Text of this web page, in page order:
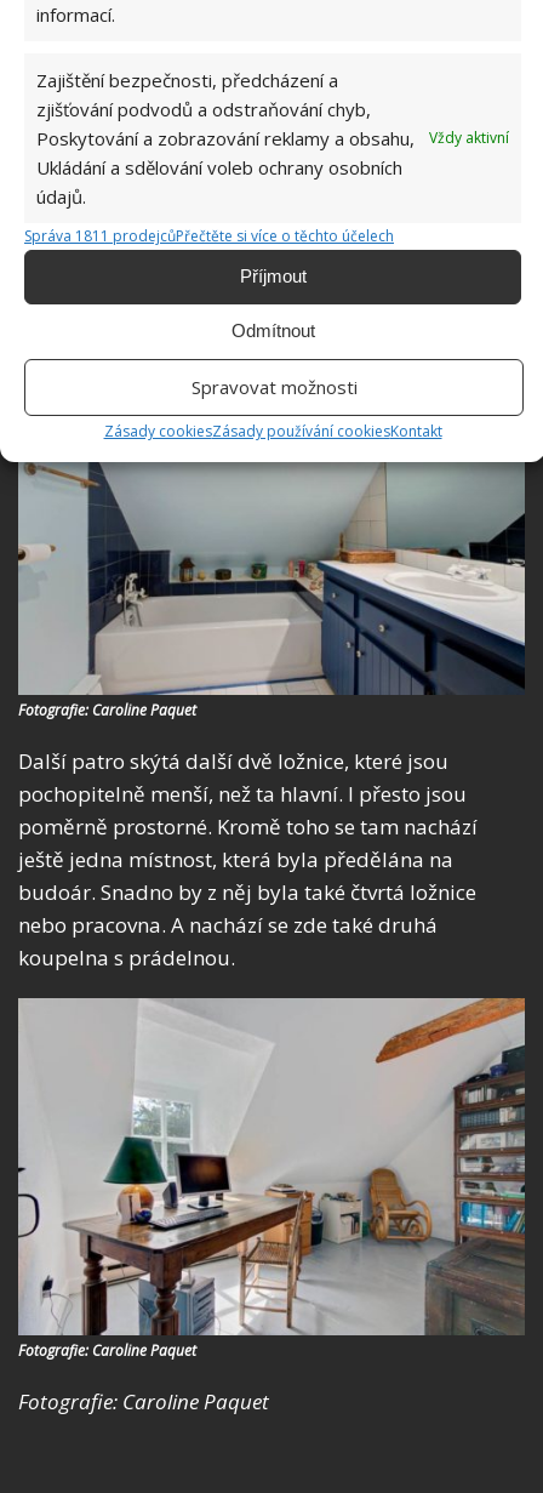
informací.
Zajištění bezpečnosti, předcházení a
zjišťování podvodů a odstraňování chyb,
Poskytování a zobrazování reklamy a obsahu,
Ukládání a sdělování voleb ochrany osobních
údajů.
Vždy aktivní
Správa 1811 prodejcůPřečtěte si více o těchto účelech
Příjmout
Odmítnout
Spravovat možnosti
Zásady cookiesZásady používání cookiesKontakt
Fotografie: Caroline Paquet
doplňuje ložnice v patře. Má vanu a příjemný,
uklidňující modrý obklad, který dodává místnosti
Fotografie: Caroline Paquet
Další patro skýtá další dvě ložnice, které jsou
pochopitelně menší, než ta hlavní. I přesto jsou
poměrně prostorné. Kromě toho se tam nachází
ještě jedna místnost, která byla předělána na
budoár. Snadno by z něj byla také čtvrtá ložnice
nebo pracovna. A nachází se zde také druhá
koupelna s prádelnou.
Fotografie: Caroline Paquet
Fotografie: Caroline Paquet